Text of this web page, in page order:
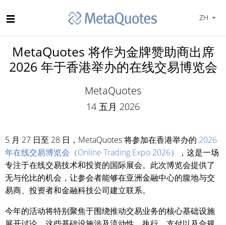
ZH
MetaQuotes 将作为金牌赞助商出席
2026 年于香港举办的在线交易博览会
MetaQuotes
14 五月 2026
5 月 27 日至 28 日，MetaQuotes 将参加在香港举办的 2026
年在线交易博览会（Online Trading Expo 2026）
，这是一场
专注于在线交易技术和投资的国际展会。此次博览会提供了
无与伦比的机会，让参会者能够在亚洲金融中心的腹地与交
易商、投资者和金融科技公司建立联系。
今年的活动将特别聚焦于围绕推动交易业务的核心基础设施